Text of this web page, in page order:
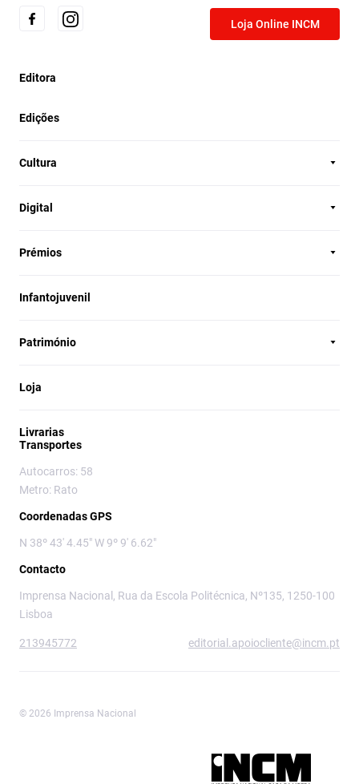
Loja Online INCM
Editora
Edições
Cultura
Digital
Prémios
Infantojuvenil
Património
Loja
Livrarias
Transportes
Autocarros: 58
Metro: Rato
Coordenadas GPS
N 38º 43' 4.45" W 9º 9' 6.62"
Contacto
Imprensa Nacional, Rua da Escola Politécnica, Nº135, 1250-100
Lisboa
213945772 editorial.apoiocliente@incm.pt
© 2026 Imprensa Nacional